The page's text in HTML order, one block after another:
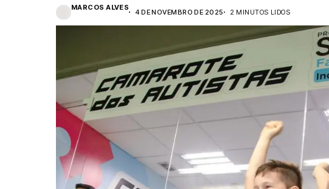
MARCOS ALVES
4 DE NOVEMBRO DE 2025 2 MINUTOS LIDOS